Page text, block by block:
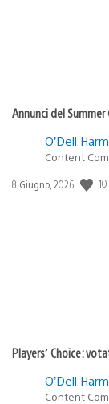
Annunci del Summer
O’Dell
Content
Data
8 Giugno, 2026 10
Players’ Choice:
O’Dell
Content